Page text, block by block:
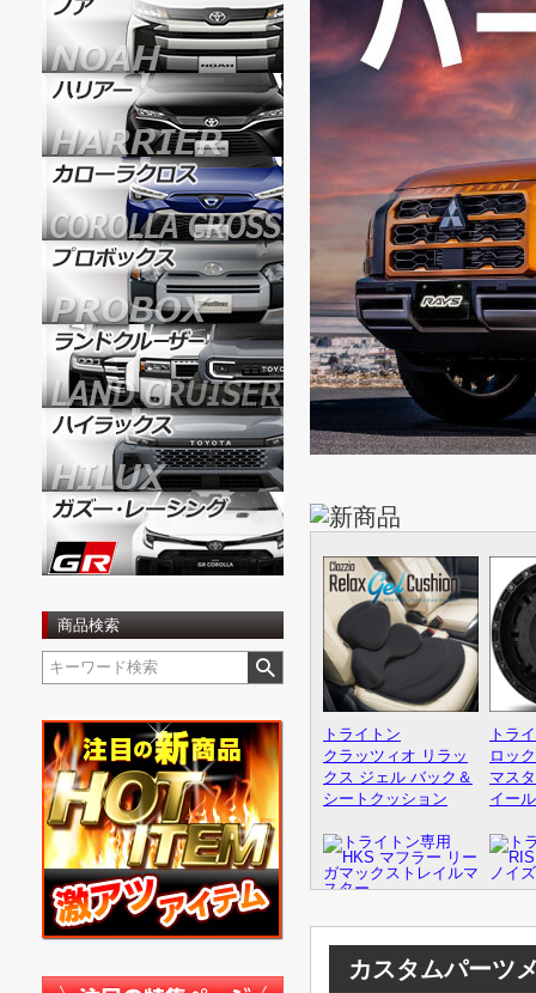
商品検索
5/15 ロックケ
HKS マフ
4/3 挿すだけ
3/19 純正ドア
3/13 人気ホイ
3/7 「トライ
3/6 レイズ ボ
3/4 TVキャン
3/3 ルームラ
2/27 ピラーガ
2/26 ドアハン
2/21 ドアスイ
2/20 シフトパ
トライトン
クラッツィオ リラッ
クス ジェル バック＆
シートクッション
トラ
ロッ
マス
イー
マックストレイルマス
ター
RISE
イズ
カスタムパーツ